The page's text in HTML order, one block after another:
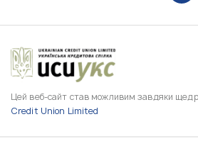
Цей веб-сайт став можливим завдяки
Credit Union Limited